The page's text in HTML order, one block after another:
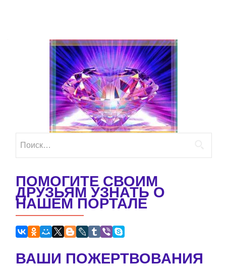
ПОМОГИТЕ СВОИМ
ДРУЗЬЯМ УЗНАТЬ О
НАШЕМ ПОРТАЛЕ
ВАШИ ПОЖЕРТВОВАНИЯ